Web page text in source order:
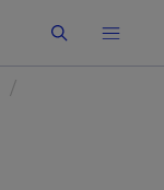
Buscar
/